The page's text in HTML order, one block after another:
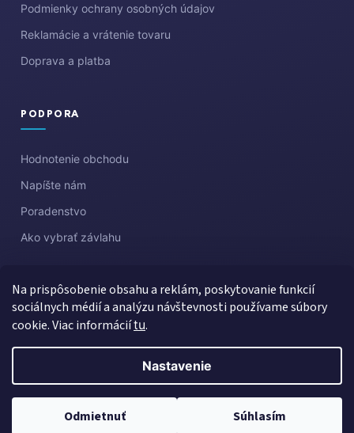
Na prispôsobenie obsahu a reklám, poskytovanie funkcií
sociálnych médií a analýzu návštevnosti používame súbory
cookie. Viac informáciítu.
Nastavenie
Odmietnuť Súhlasím
Podmienky ochrany osobných údajov
Reklamácie a vrátenie tovaru
Doprava a platba
PODPORA
Hodnotenie obchodu
Napíšte nám
Poradenstvo
Ako vybrať závlahu